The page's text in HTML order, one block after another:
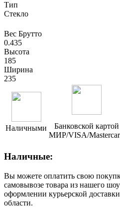
Тип
Стекло
Вес Брутто
0.435
Высота
185
Ширина
235
Наличными
Банковской картой
МИР/VISA/
Наличные:
Вы можете оплатить свою
самовывозе товара из нашего
оформлении курьерской
области.